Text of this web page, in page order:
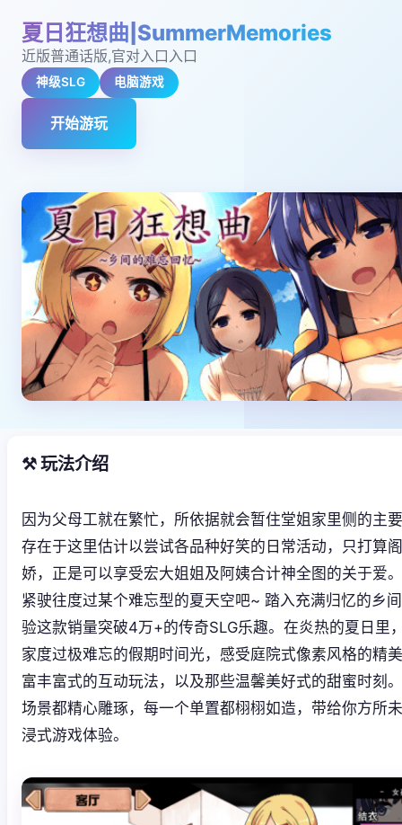
夏日狂想曲|SummerMemories
近版普通话版,官对入口入口
神级SLG 电脑游戏
开始游玩
⚒️ 玩法介绍
因为父母工就在繁忙，所依据就会暂住堂姐家里侧的主
存在于这里估计以尝试各品种好笑的日常活动，只打算
娇，正是可以享受宏大姐姐及阿姨合计神全图的关于爱
紧驶往度过某个难忘型的夏天空吧~ 踏入充满归忆的乡
验这款销量突破4万+的传奇SLG乐趣。在炎热的夏日里
家度过极难忘的假期时间光，感受庭院式像素风格的精
富丰富式的互动玩法，以及那些温馨美好式的甜蜜时刻
场景都精心雕琢，每一个单置都栩栩如造，带给你方所
浸式游戏体验。